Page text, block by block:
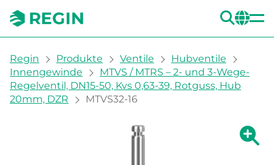
You are here:
Regin Produkte Ventile
Hubventile
Innengewinde
MTVS / MTRS – 2- und 3-Wege-
Regelventil, DN15-50, Kvs 0,63-39, Rotguss, Hub
20mm, DZR
MTVS32-16
Zeige